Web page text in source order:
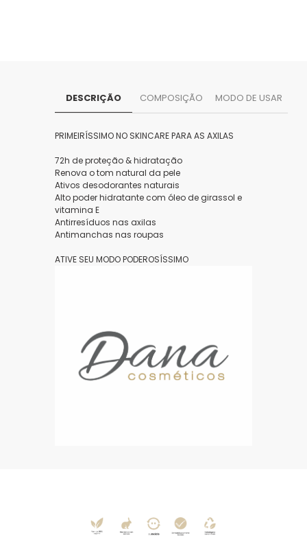
DESCRIÇÃO COMPOSIÇÃO MODO DE USAR
PRIMEIRÍSSIMO NO SKINCARE PARA AS AXILAS
72h de proteção & hidratação
Renova o tom natural da pele
Ativos desodorantes naturais
Alto poder hidratante com óleo de girassol e
vitamina E
Antirresíduos nas axilas
Antimanchas nas roupas
ATIVE SEU MODO PODEROSÍSSIMO